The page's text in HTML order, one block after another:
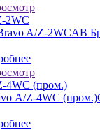
A/Z-2WCAB
А/Z-4WC (пром.)